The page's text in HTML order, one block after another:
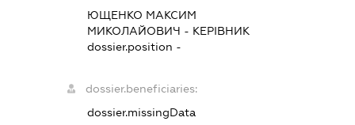
ЮЩЕНКО МАКСИМ
МИКОЛАЙОВИЧ - КЕРІВНИК
dossier.position -
dossier.beneficiaries:
dossier.missingData